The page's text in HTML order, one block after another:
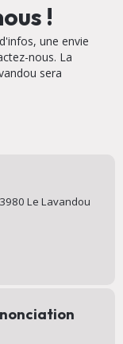
!
une envie
nous. La
sera
Le Lavandou